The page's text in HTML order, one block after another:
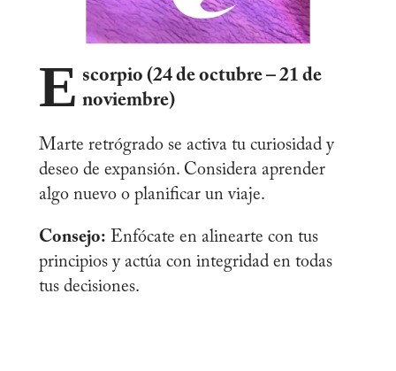
E scorpio (24 de octubre – 21 de
noviembre)
Marte retrógrado se activa tu curiosidad y
deseo de expansión. Considera aprender
algo nuevo o planificar un viaje.
Consejo: Enfócate en alinearte con tus
principios y actúa con integridad en todas
tus decisiones.